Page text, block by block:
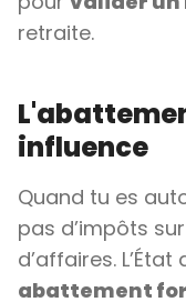
retraite.
influence
Quand tu es
pas d’impôts
d’affaires.
abattement